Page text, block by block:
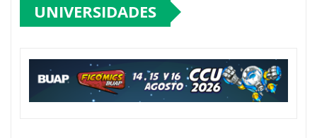
UNIVERSIDADES